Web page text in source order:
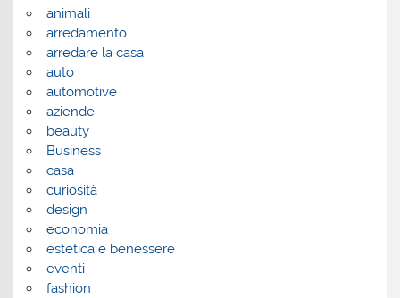
animali
arredamento
arredare la casa
auto
automotive
aziende
beauty
Business
casa
curiosità
design
economia
estetica e benessere
eventi
fashion